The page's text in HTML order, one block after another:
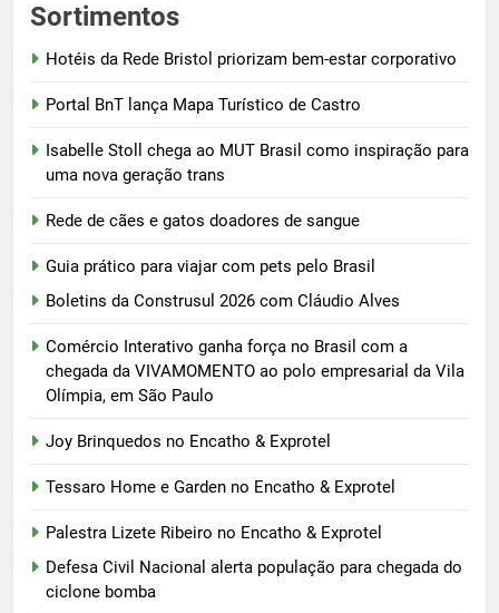
Sortimentos
Hotéis da Rede Bristol priorizam bem-estar corporativo
Portal BnT lança Mapa Turístico de Castro
Isabelle Stoll chega ao MUT Brasil como inspiração para
uma nova geração trans
Rede de cães e gatos doadores de sangue
Guia prático para viajar com pets pelo Brasil
Boletins da Construsul 2026 com Cláudio Alves
Comércio Interativo ganha força no Brasil com a
chegada da VIVAMOMENTO ao polo empresarial da Vila
Olímpia, em São Paulo
Joy Brinquedos no Encatho & Exprotel
Tessaro Home e Garden no Encatho & Exprotel
Palestra Lizete Ribeiro no Encatho & Exprotel
Defesa Civil Nacional alerta população para chegada do
ciclone bomba